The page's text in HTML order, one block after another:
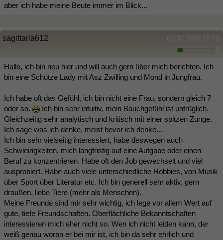
aber ich habe meine Beute immer im Blick...
(20.02.2019 15:51)
sagittaria612
Hallo, ich bin neu hier und will auch gern über mich berichten. Ich
bin eine Schütze Lady mit Asz Zwilling und Mond in Jungfrau.
Ich habe oft das Gefühl, ich bin nicht eine Frau, sondern gleich 7
oder so.
Ich bin sehr intuitiv, mein Bauchgefühl ist untrüglich.
Gleichzeitig sehr analytisch und kritisch mit einer spitzen Zunge.
Ich sage was ich denke, meist bevor ich denke...
Ich bin sehr vielseitig interessiert, habe deswegen auch
Schwieirigkeiten, mich langfristig auf eine Aufgabe oder einen
Beruf zu konzentrieren. Habe oft den Job gewechselt und viel
ausprobiert. Habe auch viele unterschiedliche Hobbies, von Musik
über Sport über Literatur etc. Ich bin generell sehr aktiv, gern
draußen, liebe Tiere (mehr als Menschen).
Meine Freunde sind mir sehr wichtig, ich lege vor allem Wert auf
gute, tiefe Freundschaften. Oberflächliche Bekanntschaften
interessieren mich eher nicht so. Wen ich nicht leiden kann, der
weiß genau woran er bei mir ist, ich bin da sehr ehrlich und